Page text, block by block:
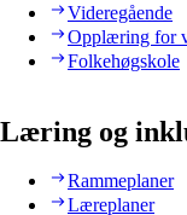
Videregående
Opplæring for
Folkehøgskole
Læring og
Rammeplaner
Læreplaner